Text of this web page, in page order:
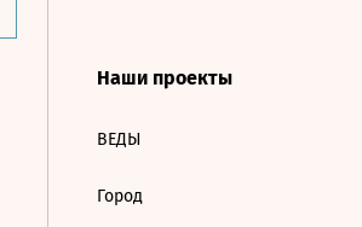
Наши проекты
ВЕДЫ
Город